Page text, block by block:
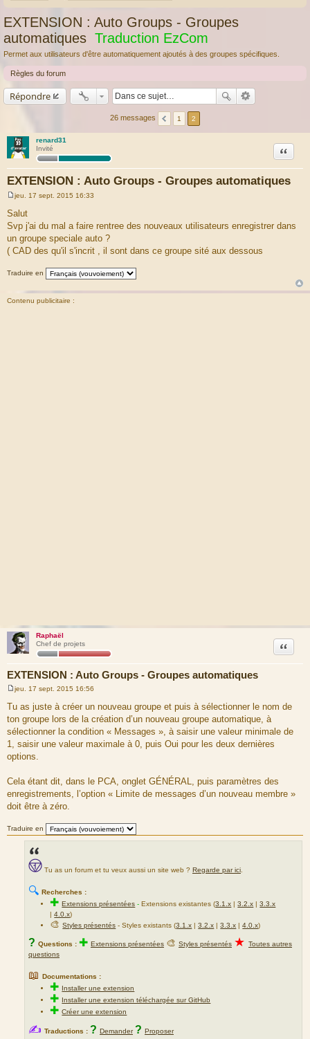
EXTENSION : Auto Groups - Groupes
automatiques Traduction EzCom
Permet aux utilisateurs d'être automatiquement ajoutés à des groupes spécifiques.
Règles du forum
Répondre
26 messages 1 2
renard31
Invité
EXTENSION : Auto Groups - Groupes automatiques
Citation
M
e
s
s
g
e
jeu. 17 sept. 2015 16:33
Salut
Svp j'ai du mal a faire rentree des nouveaux utilisateurs enregistrer dans
un groupe speciale auto ?
( CAD des qu'il s'incrit , il sont dans ce groupe sité aux dessous
Traduire en
Contenu publicitaire :
Raphaël
Chef de projets
EXTENSION : Auto Groups - Groupes automatiques
Citation
M
s
s
a
g
e
jeu. 17 sept. 2015 16:56
Tu as juste à créer un nouveau groupe et puis à sélectionner le nom de
ton groupe lors de la création d’un nouveau groupe automatique, à
sélectionner la condition « Messages », à saisir une valeur minimale de
1, saisir une valeur maximale à 0, puis Oui pour les deux dernières
options.
Cela étant dit, dans le PCA, onglet GÉNÉRAL, puis paramètres des
enregistrements, l’option « Limite de messages d’un nouveau membre »
doit être à zéro.
Traduire en
Tu as un forum et tu veux aussi un site web ? Regarde par ici
🔍 Recherches :
✚Extensions présentées -Extensions existantes (3.1.x |3.2.x |3.3.x
|4.0.x)
🎨Styles présentés - Styles existants (3.1.x |3.2.x |3.3.x |4.0.x)
? Questions : ✚ Extensions présentées 🎨 Styles présentés ★ Toutes autres
questions
📖 Documentations :
✚ Installer une extension
✚ Installer une extension téléchargée sur GitHub
✚Créer une extension
✍ Traductions : ? Demander ? Proposer